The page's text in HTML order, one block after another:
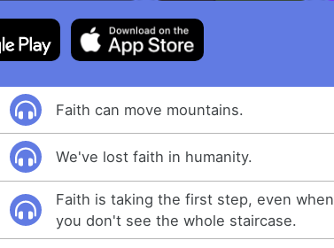
Faith can move mountains.
We've lost faith in humanity.
Faith is taking the first step, even when
you don't see the whole staircase.